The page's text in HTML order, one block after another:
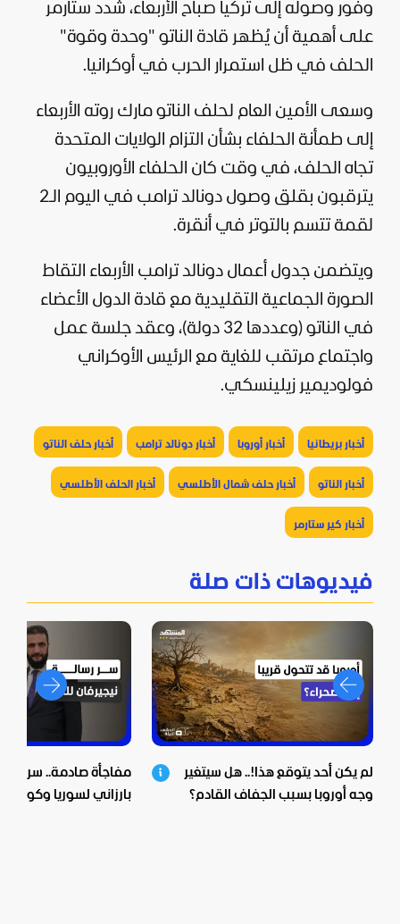
وفور وصوله إلى تركيا صباح الأربعاء، شدد ستارمر
على أهمية أن يُظهر قادة الناتو "وحدة وقوة"
الحلف في ظل استمرار الحرب في أوكرانيا.
وسعى الأمين العام لحلف الناتو مارك روته الأربعاء
إلى طمأنة الحلفاء بشأن التزام الولايات المتحدة
تجاه الحلف، في وقت كان الحلفاء الأوروبيون
يترقبون بقلق وصول دونالد ترامب
في اليوم الـ2
لقمة تتسم بالتوتر في أنقرة.
ويتضمن جدول أعمال دونالد ترامب الأربعاء التقاط
الصورة الجماعية التقليدية مع قادة الدول الأعضاء
في الناتو (وعددها 32 دولة)، وعقد جلسة عمل
واجتماع مرتقب للغاية مع الرئيس الأوكراني
فولوديمير زيلينسكي.
أخبار بريطانيا أخبار أوروبا أخبار دونالد ترامب أخبار حلف الناتو
أخبار الناتو أخبار حلف شمال الأطلسي أخبار الحلف الأطلسي
أخبار كير ستارمر
فيديوهات ذات صلة
لم يكن أحد يتوقع هذا!.. هل سيتغير
وجه أوروبا بسبب الجفاف القادم؟
مفاجأة صادمة.. سر زيارة
بارزاني لسوريا